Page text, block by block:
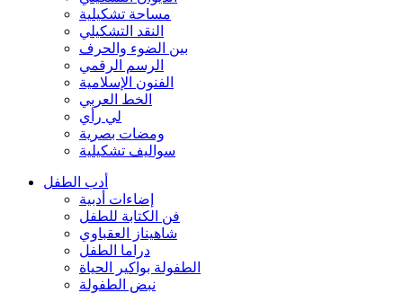
مساحة تشكيلية
النقد التشكيلي
بين الضوء والحرف
الرسم الرقمي
الفنون الإسلامية
الخط العربي
لي رأي
ومضات بصرية
سواليف تشكيلية
أدب الطفل
إضاءات أدبية
فن الكتابة للطفل
شاهيناز العقباوي
دراما الطفل
الطفولة بواكير الحياة
نبض الطفولة